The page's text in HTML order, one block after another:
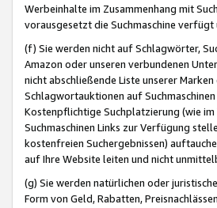
Werbeinhalte im Zusammenhang mit
vorausgesetzt die Suchmaschine
(f) Sie werden nicht auf Schlagwörter,
Amazon oder unseren verbundenen
nicht abschließende Liste unserer
Schlagwortauktionen auf
Kostenpflichtige Suchplatzierung (wie im
Suchmaschinen Links zur Verfügung
kostenfreien Suchergebnissen)
auf Ihre Website leiten und nicht
(g) Sie werden natürlichen oder
Form von Geld, Rabatten,